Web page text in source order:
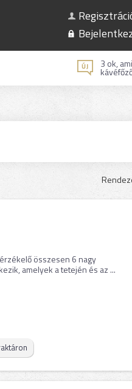
3 ok,
összesen 6 nagy
amelyek a tetején és az ...